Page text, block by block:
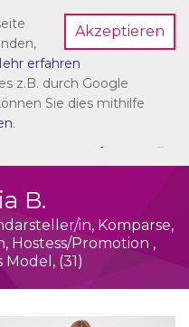
Dein Account
B.
in, Komparse,
Hostess/Promotion ,
Model, (31)
Akzeptieren
erfahren
z.B. durch Google
Sie dies mithilfe
.